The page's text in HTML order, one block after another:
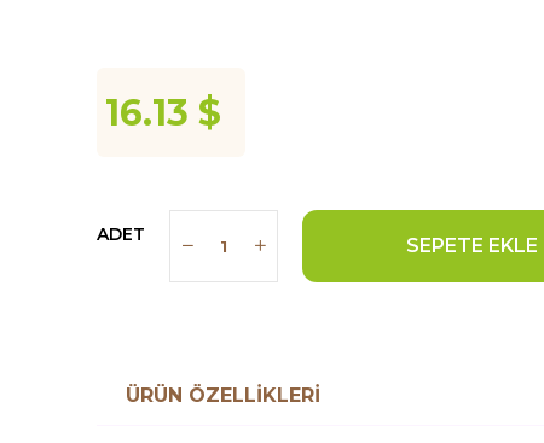
16.13 $
ADET
ÜRÜN ÖZELLIKLERI